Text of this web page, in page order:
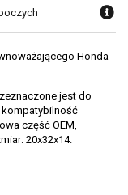
Honda
jest do
kompatybilność
część OEM,
20x32x14.